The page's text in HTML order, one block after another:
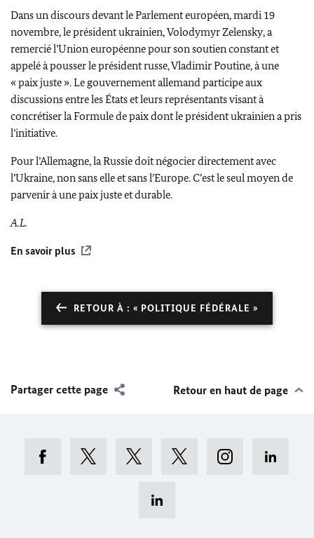
Dans un discours devant le Parlement européen, mardi 19
novembre, le président ukrainien,Volodymyr Zelensky, a
remercié l’Union européenne pour son soutien constant et
appelé à pousser le président russe, Vladimir Poutine, à une
« paix juste ». Le gouvernement allemand participe aux
discussions entre les États et leurs représentants visant à
concrétiser la Formule de paix dont le président ukrainien a pris
l’initiative.
Pour l’Allemagne, la Russie doit négocier directement avec
l’Ukraine, non sans elle et sans l’Europe. C’est le seul moyen de
parvenir à une paix juste et durable.
A.L.
En savoir plus
RETOUR À : « POLITIQUE FÉDÉRALE »
Partager cette page Retour en haut de page